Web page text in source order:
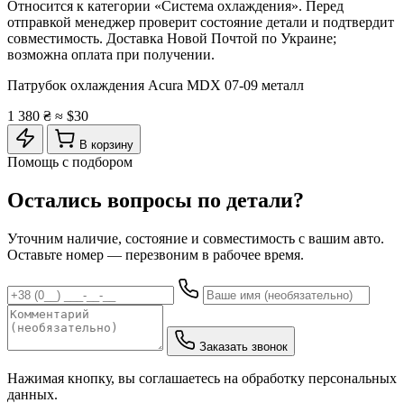
Относится к категории «Система охлаждения». Перед
отправкой менеджер проверит состояние детали и подтвердит
совместимость. Доставка Новой Почтой по Украине;
возможна оплата при получении.
Патрубок охлаждения Acura MDX 07-09 металл
1 380 ₴ ≈ $30
В корзину
Помощь с подбором
Остались вопросы по детали?
Уточним наличие, состояние и совместимость с вашим авто.
Оставьте номер — перезвоним в рабочее время.
Заказать звонок
Нажимая кнопку, вы соглашаетесь на обработку персональных
данных.